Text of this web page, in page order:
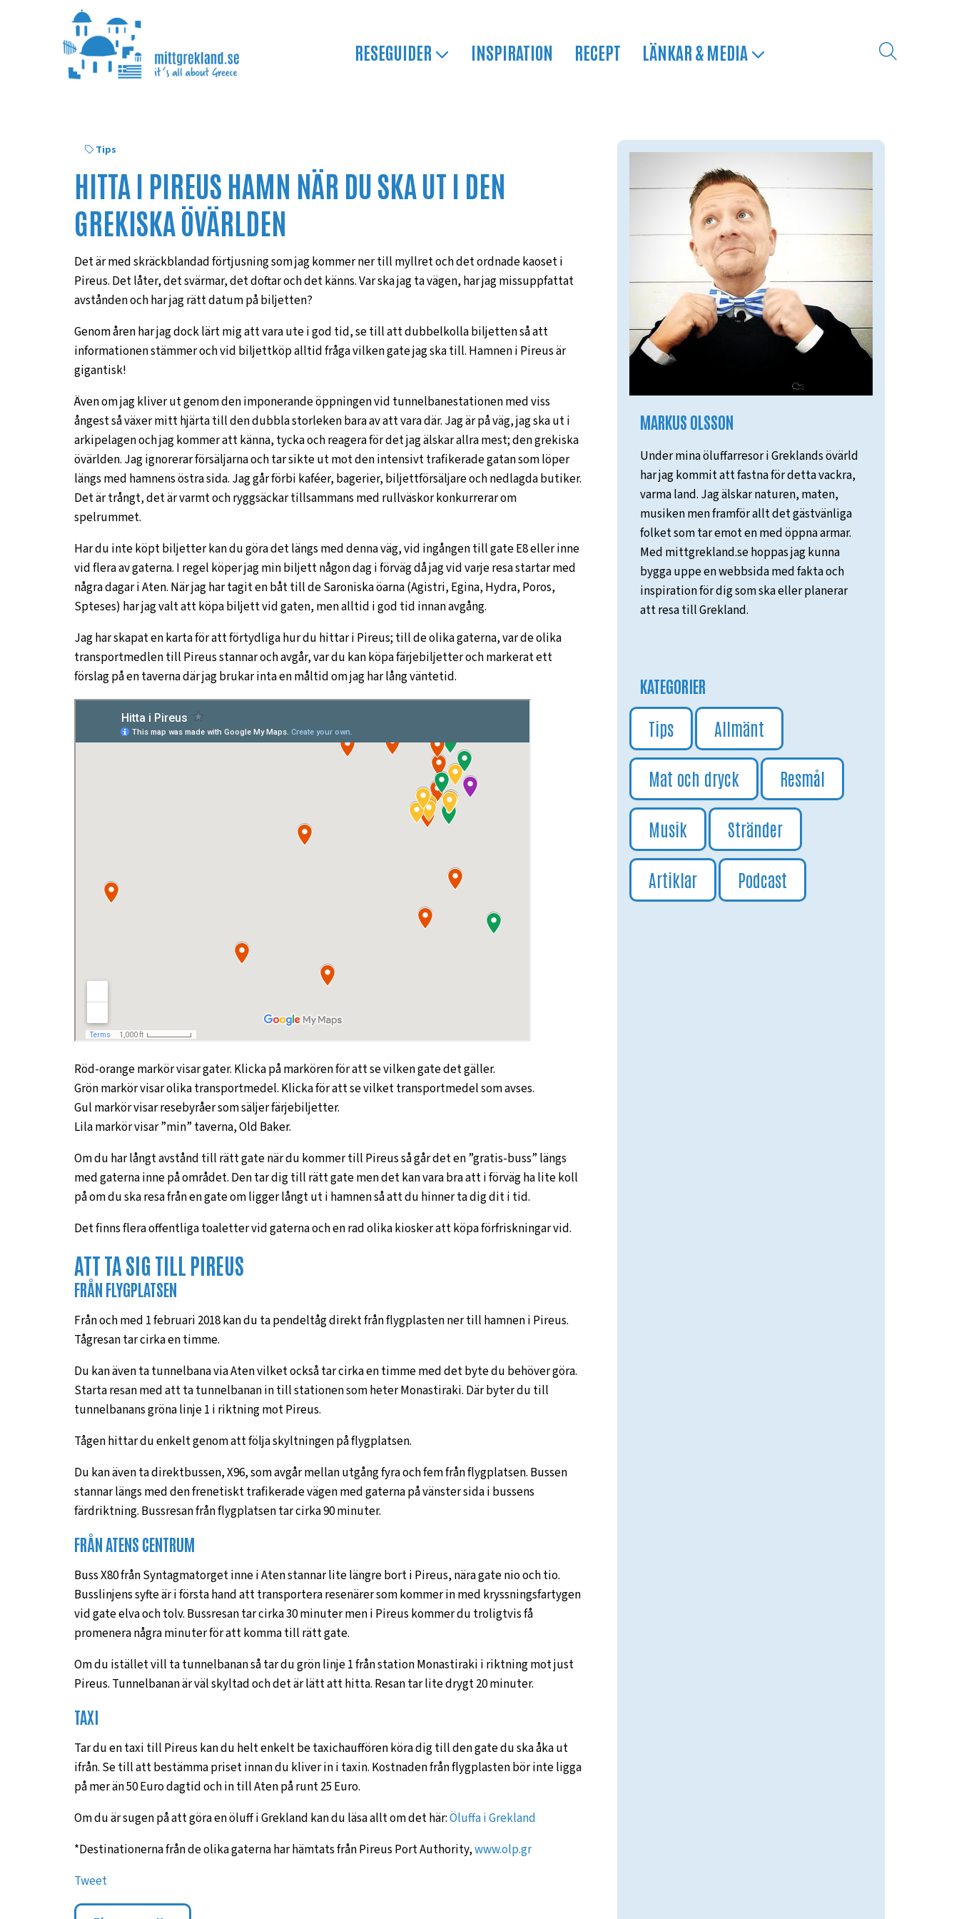
RESEGUIDER INSPIRATION RECEPT LÄNKAR & MEDIA
Tips
HITTA I PIREUS HAMN NÄR DU SKA UT I DEN
GREKISKA ÖVÄRLDEN
Det är med skräckblandad förtjusning som jag kommer ner till myllret och det ordnade kaoset i
Pireus. Det låter, det svärmar, det doftar och det känns. Var ska jag ta vägen, har jag missuppfattat
avstånden och har jag rätt datum på biljetten?
Genom åren har jag dock lärt mig att vara ute i god tid, se till att dubbelkolla biljetten så att
informationen stämmer och vid biljettköp alltid fråga vilken gate jag ska till. Hamnen i Pireus är
gigantisk!
Även om jag kliver ut genom den imponerande öppningen vid tunnelbanestationen med viss
ångest så växer mitt hjärta till den dubbla storleken bara av att vara där. Jag är på väg, jag ska ut i
arkipelagen och jag kommer att känna, tycka och reagera för det jag älskar allra mest; den grekiska
övärlden. Jag ignorerar försäljarna och tar sikte ut mot den intensivt trafikerade gatan som löper
längs med hamnens östra sida. Jag går förbi kaféer, bagerier, biljettförsäljare och nedlagda butiker.
Det är trångt, det är varmt och ryggsäckar tillsammans med rullväskor konkurrerar om
spelrummet.
Har du inte köpt biljetter kan du göra det längs med denna väg, vid ingången till gate E8 eller inne
vid flera av gaterna. I regel köper jag min biljett någon dag i förväg då jag vid varje resa startar med
några dagar i Aten. När jag har tagit en båt till de Saroniska öarna (Agistri, Egina, Hydra, Poros,
Spteses) har jag valt att köpa biljett vid gaten, men alltid i god tid innan avgång.
Jag har skapat en karta för att förtydliga hur du hittar i Pireus; till de olika gaterna, var de olika
transportmedlen till Pireus stannar och avgår, var du kan köpa färjebiljetter och markerat ett
förslag på en taverna där jag brukar inta en måltid om jag har lång väntetid.
Röd-orange markör visar gater. Klicka på markören för att se vilken gate det gäller.
Grön markör visar olika transportmedel. Klicka för att se vilket transportmedel som avses.
Gul markör visar resebyråer som säljer färjebiljetter.
Lila markör visar ”min” taverna, Old Baker.
Om du har långt avstånd till rätt gate när du kommer till Pireus så går det en ”gratis-buss” längs
med gaterna inne på området. Den tar dig till rätt gate men det kan vara bra att i förväg ha lite koll
på om du ska resa från en gate om ligger långt ut i hamnen så att du hinner ta dig dit i tid.
Det finns flera offentliga toaletter vid gaterna och en rad olika kiosker att köpa förfriskningar vid.
ATT TA SIG TILL PIREUS
FRÅN FLYGPLATSEN
Från och med 1 februari 2018 kan du ta pendeltåg direkt från flygplasten ner till hamnen i Pireus.
Tågresan tar cirka en timme.
Du kan även ta tunnelbana via Aten vilket också tar cirka en timme med det byte du behöver göra.
Starta resan med att ta tunnelbanan in till stationen som heter Monastiraki. Där byter du till
tunnelbanans gröna linje 1 i riktning mot Pireus.
Tågen hittar du enkelt genom att följa skyltningen på flygplatsen.
Du kan även ta direktbussen, X96, som avgår mellan utgång fyra och fem från flygplatsen. Bussen
stannar längs med den frenetiskt trafikerade vägen med gaterna på vänster sida i bussens
färdriktning. Bussresan från flygplatsen tar cirka 90 minuter.
FRÅN ATENS CENTRUM
Buss X80 från Syntagmatorget inne i Aten stannar lite längre bort i Pireus, nära gate nio och tio.
Busslinjens syfte är i första hand att transportera resenärer som kommer in med kryssningsfartygen
vid gate elva och tolv. Bussresan tar cirka 30 minuter men i Pireus kommer du troligtvis få
promenera några minuter för att komma till rätt gate.
Om du istället vill ta tunnelbanan så tar du grön linje 1 från station Monastiraki i riktning mot just
Pireus. Tunnelbanan är väl skyltad och det är lätt att hitta. Resan tar lite drygt 20 minuter.
TAXI
Tar du en taxi till Pireus kan du helt enkelt be taxichauffören köra dig till den gate du ska åka ut
ifrån. Se till att bestämma priset innan du kliver in i taxin. Kostnaden från flygplasten bör inte ligga
på mer än 50 Euro dagtid och in till Aten på runt 25 Euro.
Om du är sugen på att göra en öluff i Grekland kan du läsa allt om det här:Öluffa i Grekland
*Destinationerna från de olika gaterna har hämtats från Pireus Port Authority,www.olp.gr
Tweet
MARKUS OLSSON
Under mina öluffarresor i Greklands övärld
har jag kommit att fastna för detta vackra,
varma land. Jag älskar naturen, maten,
musiken men framför allt det gästvänliga
folket som tar emot en med öppna armar.
Med mittgrekland.se hoppas jag kunna
bygga uppe en webbsida med fakta och
inspiration för dig som ska eller planerar
att resa till Grekland.
KATEGORIER
Tips Allmänt
Mat och dryck Resmål
Musik Stränder
Artiklar Podcast